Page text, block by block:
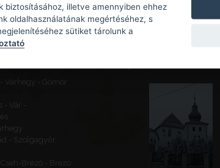
Várhegy - Gömör
- Vár -
- Szolgagyőr,
Brézó - Brezó
biztosításához, illetve amennyiben ehhez
oldalhasználatának megértéséhez, s
sütiket tárolunk a